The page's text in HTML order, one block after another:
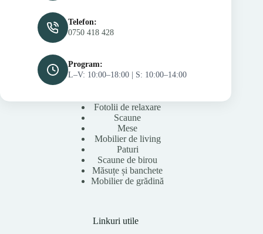
Telefon:
0750 418 428
Program:
L–V: 10:00–18:00 | S: 10:00–14:00
Fotolii de relaxare
Scaune
Mese
Mobilier de living
Paturi
Scaune de birou
Măsuțe și banchete
Mobilier de grădină
Linkuri utile